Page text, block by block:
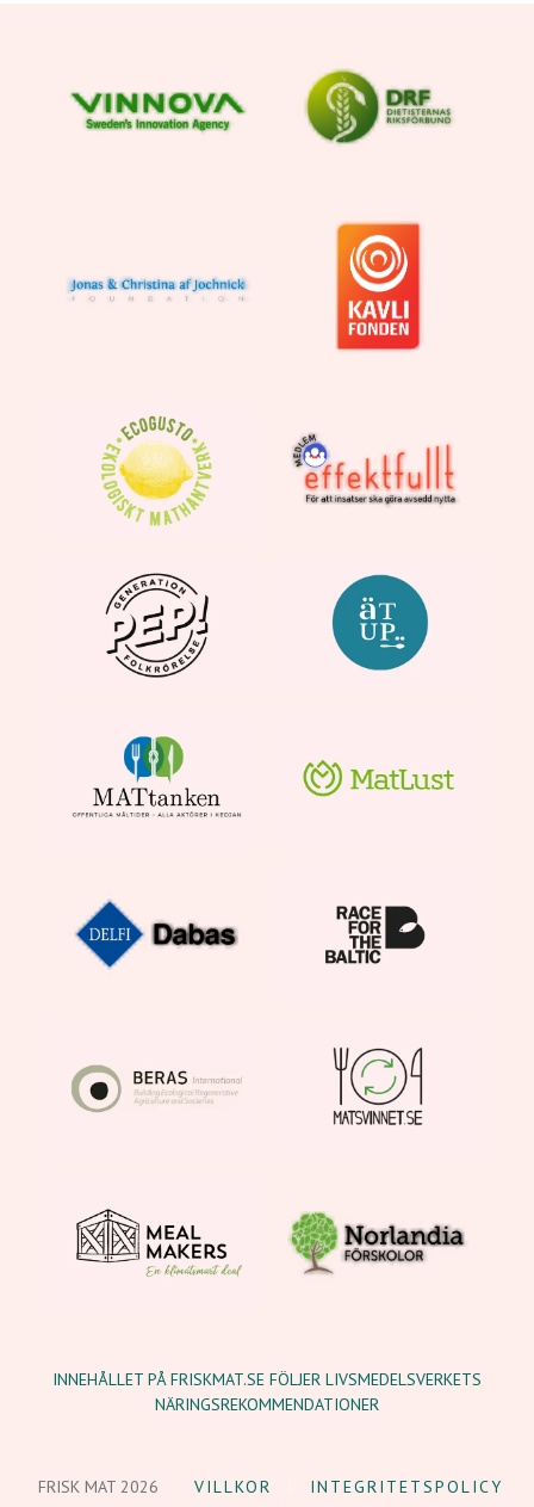
INNEHÅLLET PÅ FRISKMAT.SE FÖLJER LIVSMEDELSVERKETS
NÄRINGSREKOMMENDATIONER
FRISK MAT 2026
VILLKOR INTEGRITETSPOLICY